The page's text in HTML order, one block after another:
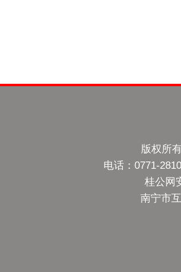
版权所
电话：0771-
桂公网
南宁市